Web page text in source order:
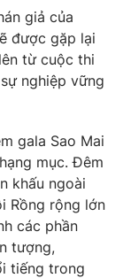
Quốc Thắng,
giả của
được gặp lại
từ cuộc thi
nghiệp vững
gala Sao Mai
mục. Đêm
khấu ngoài
Rồng rộng lớn
các phần
tượng,
tiếng trong